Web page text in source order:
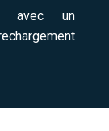
avec un